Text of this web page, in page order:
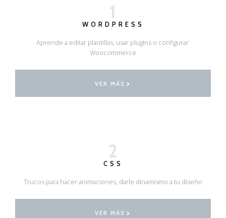
1
WORDPRESS
Aprende a editar plantillas, usar plugins o configurar
Woocommerce
VER MÁS
2
CSS
Trucos para hacer animaciones, darle dinamismo a tu diseño
VER MÁS